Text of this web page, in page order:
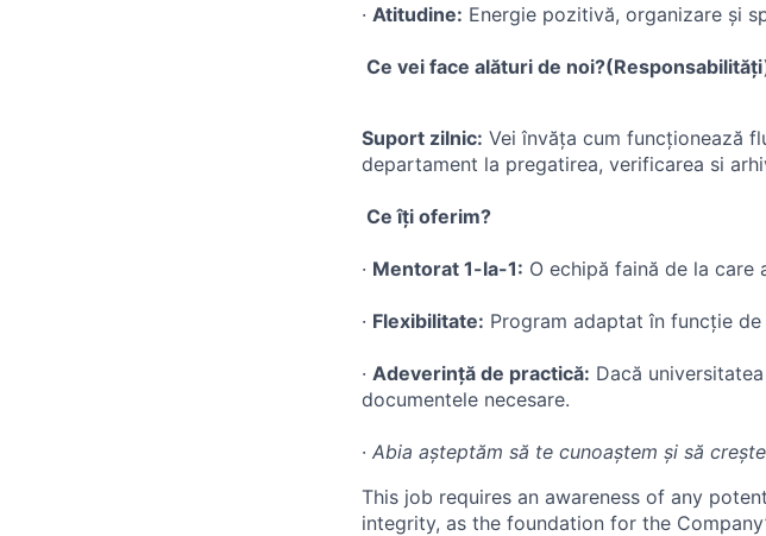
· ​ Atitudine: Energie pozitivă, organizare și
Ce vei face alături de
Suport zilnic: Vei învăța cum funcționează
departament la pregatirea, verificarea si
​ Ce îți oferim?
· ​ Mentorat 1-la-1: O echipă faină de la care
· ​ Flexibilitate: Program adaptat în funcție
· ​ Adeverință de practică: Dacă
documentele necesare.
· ​ Abia așteptăm să te cunoaștem și să
This job requires an awareness of any
integrity, as the foundation for the